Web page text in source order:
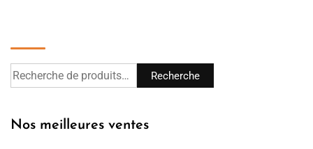
Recherche
Nos meilleures ventes